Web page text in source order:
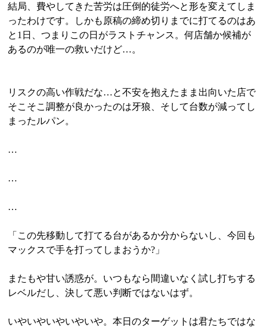
結局、費やしてきた苦労は圧倒的徒労へと形を変えてしま
ったわけです。しかも原稿の締め切りまでに打てるのはあ
と1日、つまりこの日がラストチャンス。何店舗か候補が
あるのが唯一の救いだけど…。
リスクの高い作戦だな…と不安を抱えたまま出向いた店で
そこそこ調整が良かったのは牙狼、そして台数が減ってし
まったルパン。
…
…
…
「この先移動して打てる台があるか分からないし、今回も
マックスで手を打ってしまおうか?」
またもや甘い誘惑が。いつもなら間違いなく試し打ちする
レベルだし、決して悪い判断ではないはず。
いやいやいやいやいや。本日のターゲットは君たちではな